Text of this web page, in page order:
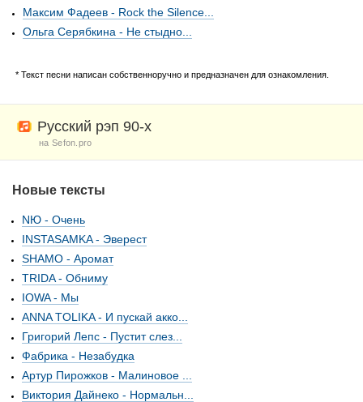
Максим Фадеев - Rock the Silence...
Ольга Серябкина - Не стыдно...
* Текст песни написан собственноручно и предназначен для ознакомления.
Русский рэп 90-х
на Sefon.pro
Новые тексты
NЮ - Очень
INSTASAMKA - Эверест
SHAMO - Аромат
TRIDA - Обниму
IOWA - Мы
ANNA TOLIKA - И пускай акко...
Григорий Лепс - Пустит слез...
Фабрика - Незабудка
Артур Пирожков - Малиновое ...
Виктория Дайнеко - Нормальн...